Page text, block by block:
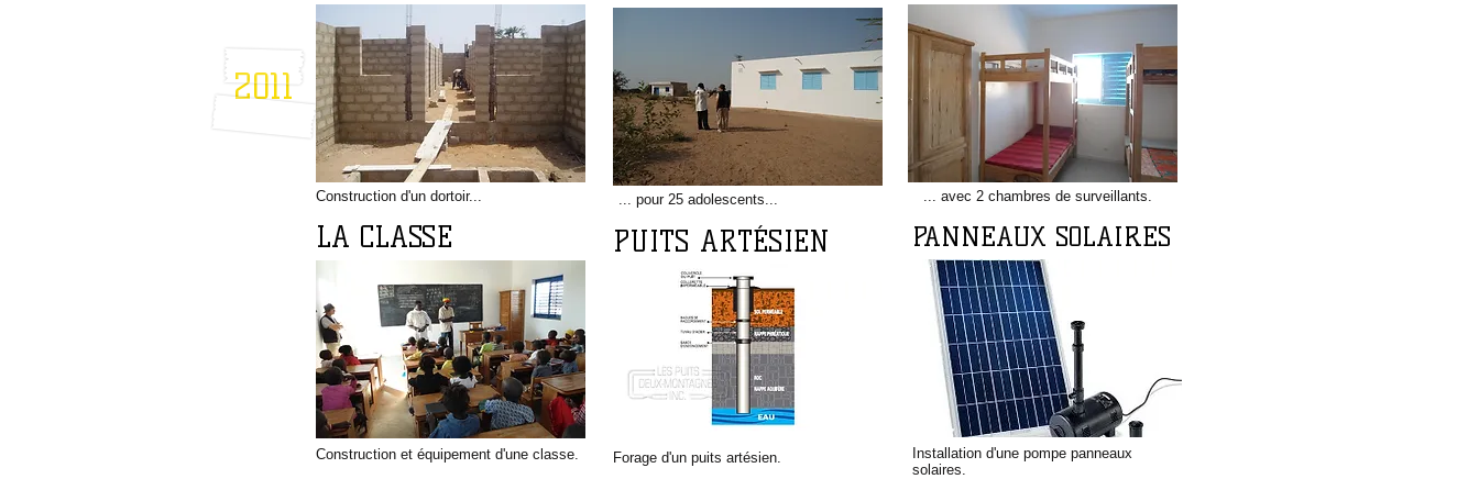
2011
Construction d'un dortoir...
LA CLASSE
Construction et équipement d'une classe.
... pour 25 adolescents...
PUITS ARTÉSIEN
Forage d'un puits artésien.
... avec 2 chambres de surveillants.
PANNEAUX SOLAIRES
Installation d'une pompe panneaux
solaires.